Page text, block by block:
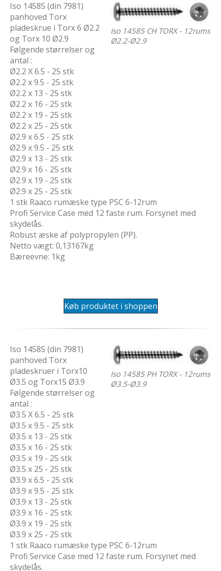
Iso 14585 CH TORX - 12rums
Ø2.2-Ø2.9
Iso 14585 (din 7981)
panhoved Torx
pladeskrue i Torx 6 Ø2.2
og Torx 10 Ø2.9
Følgende størrelser og
antal :
Ø2.2 X 6.5 - 25 stk
Ø2.2 x 9.5 - 25 stk
Ø2.2 x 13 - 25 stk
Ø2.2 x 16 - 25 stk
Ø2.2 x 19 - 25 stk
Ø2.2 x 25 - 25 stk
Ø2.9 x 6.5 - 25 stk
Ø2.9 x 9.5 - 25 stk
Ø2.9 x 13 - 25 stk
Ø2.9 x 16 - 25 stk
Ø2.9 x 19 - 25 stk
Ø2.9 x 25 - 25 stk
1 stk Raaco rumæske type PSC 6-12rum
Profi Service Case med 12 faste rum. Forsynet med
skydelås.
Robust æske af polypropylen (PP).
Netto vægt: 0,13167kg
Bæreevne: 1kg
Køb produktet i shoppen
Iso 14585 PH TORX - 12rums
Ø3.5-Ø3.9
Iso 14585 (din 7981)
panhoved Torx
pladeskruer i Torx10
Ø3.5 og Torx15 Ø3.9
Følgende størrelser og
antal :
Ø3.5 X 6.5 - 25 stk
Ø3.5 x 9.5 - 25 stk
Ø3.5 x 13 - 25 stk
Ø3.5 x 16 - 25 stk
Ø3.5 x 19 - 25 stk
Ø3.5 x 25 - 25 stk
Ø3.9 x 6.5 - 25 stk
Ø3.9 x 9.5 - 25 stk
Ø3.9 x 13 - 25 stk
Ø3.9 x 16 - 25 stk
Ø3.9 x 19 - 25 stk
Ø3.9 x 25 - 25 stk
1 stk Raaco rumæske type PSC 6-12rum
Profi Service Case med 12 faste rum. Forsynet med
skydelås.